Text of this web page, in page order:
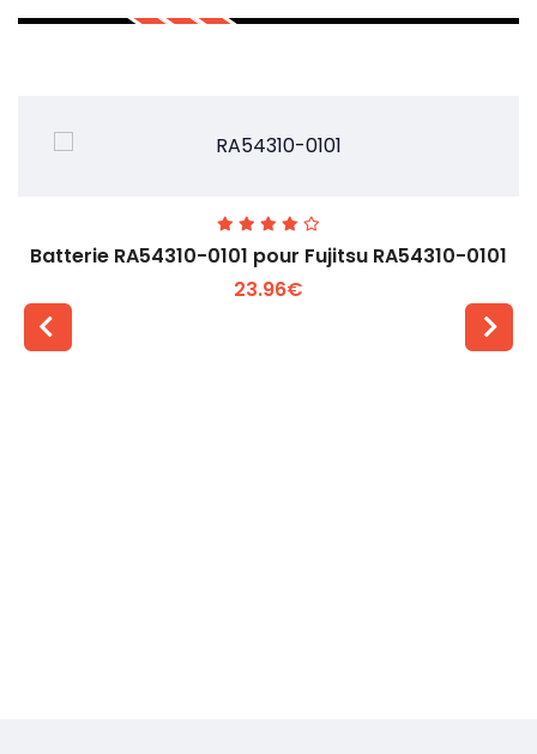
Batterie RA54310-0101 pour Fujitsu RA54310-0101
23.96€